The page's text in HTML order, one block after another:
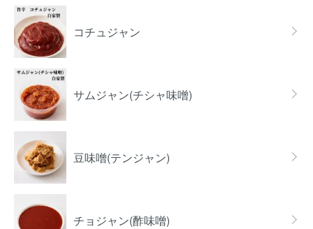
コチュジャン
サムジャン(チシャ味噌)
豆味噌(テンジャン)
チョジャン(酢味噌)